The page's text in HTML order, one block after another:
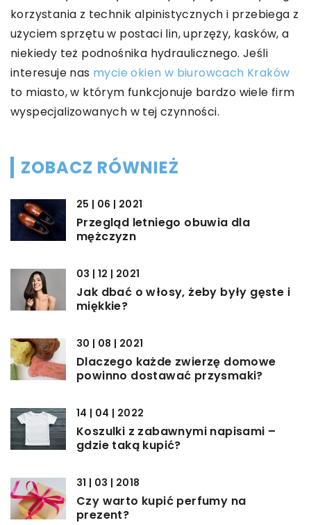
korzystania z technik alpinistycznych i przebiega z
użyciem sprzętu w postaci lin, uprzęży, kasków, a
niekiedy też podnośnika hydraulicznego. Jeśli
interesuje nas mycie okien w biurowcach Kraków
to miasto, w którym funkcjonuje bardzo wiele firm
wyspecjalizowanych w tej czynności.
ZOBACZ RÓWNIEŻ
25 | 06 | 2021
Przegląd letniego obuwia dla
mężczyzn
03 | 12 | 2021
Jak dbać o włosy, żeby były gęste i
miękkie?
30 | 08 | 2021
Dlaczego każde zwierzę domowe
powinno dostawać przysmaki?
14 | 04 | 2022
Koszulki z zabawnymi napisami –
gdzie taką kupić?
31 | 03 | 2018
Czy warto kupić perfumy na
prezent?